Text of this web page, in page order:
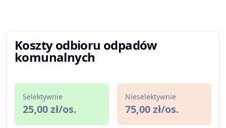
Koszty odbioru odpadów
komunalnych
Selektywnie
25,00 zł/os.
Nieselektywnie
75,00 zł/os.